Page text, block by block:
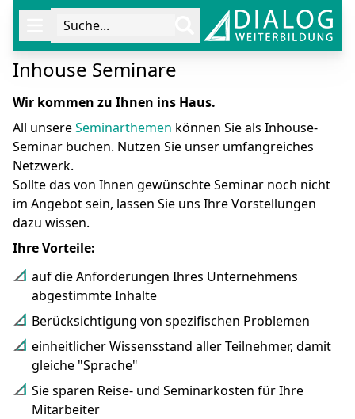
Öffne Navigation
Suche...
Inhouse Seminare
Wir kommen zu Ihnen ins Haus.
All unsereSeminarthemen können Sie als Inhouse-
Seminar buchen. Nutzen Sie unser umfangreiches
Netzwerk.
Sollte das von Ihnen gewünschte Seminar noch nicht
im Angebot sein, lassen Sie uns Ihre Vorstellungen
dazu wissen.
Ihre Vorteile:
auf die Anforderungen Ihres Unternehmens
abgestimmte Inhalte
Berücksichtigung von spezifischen Problemen
einheitlicher Wissensstand aller Teilnehmer, damit
gleiche "Sprache"
Sie sparen Reise- und Seminarkosten für Ihre
Mitarbeiter